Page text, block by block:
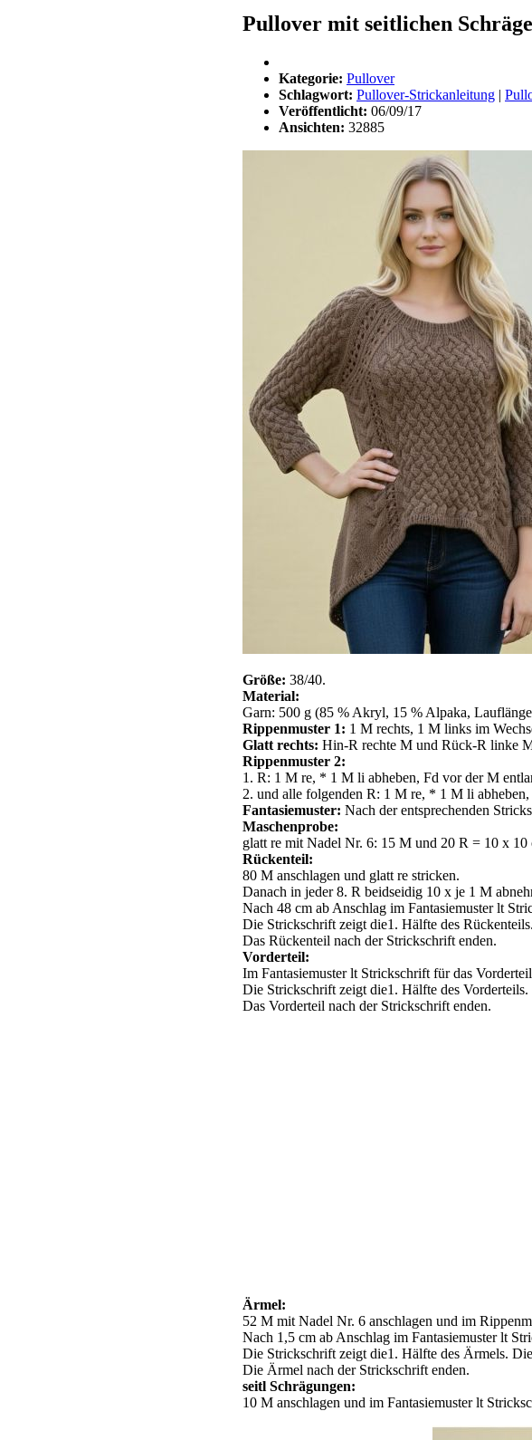
Pullover mit seitlichen
Kategorie: Pullover
Schlagwort: Pullover-Strickanleitung |
Veröffentlicht: 06/09/17
Ansichten: 32885
Größe: 38/40.
Material:
Garn: 500 g (85 % Akryl, 15 % Alpaka,
Rippenmuster 1: 1 M rechts, 1 M links im
Glatt rechts: Hin-R rechte M und Rück-R linke
Rippenmuster 2:
1. R: 1 M re, * 1 M li abheben, Fd vor der M
2. und alle folgenden R: 1 M re, * 1 M li
Fantasiemuster: Nach der entsprechenden
Maschenprobe:
glatt re mit Nadel Nr. 6: 15 M und 20 R = 10 x 10
Rückenteil:
80 M anschlagen und glatt re stricken.
Danach in jeder 8. R beidseidig 10 x je 1 M
Nach 48 cm ab Anschlag im Fantasiemuster lt
Die Strickschrift zeigt die1. Hälfte des
Das Rückenteil nach der Strickschrift enden.
Vorderteil:
Im Fantasiemuster lt Strickschrift für das
Die Strickschrift zeigt die1. Hälfte des
Das Vorderteil nach der Strickschrift enden.
Ärmel:
52 M mit Nadel Nr. 6 anschlagen und im
Nach 1,5 cm ab Anschlag im Fantasiemuster lt
Die Strickschrift zeigt die1. Hälfte des Ärmels.
Die Ärmel nach der Strickschrift enden.
seitl Schrägungen:
10 M anschlagen und im Fantasiemuster lt